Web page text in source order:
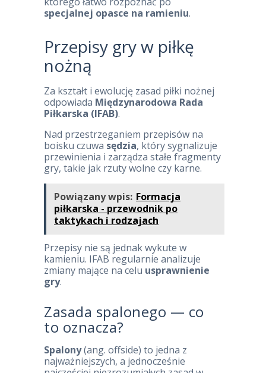
specjalnej opasce na ramieniu.
Przepisy gry w piłkę
nożną
Za kształt i ewolucję zasad piłki nożnej
odpowiada Międzynarodowa Rada
Piłkarska (IFAB).
Nad przestrzeganiem przepisów na
boisku czuwa sędzia, który sygnalizuje
przewinienia i zarządza stałe fragmenty
gry, takie jak rzuty wolne czy karne.
Powiązany wpis: Formacja
piłkarska - przewodnik po
taktykach i rodzajach
Przepisy nie są jednak wykute w
kamieniu. IFAB regularnie analizuje
zmiany mające na celu usprawnienie
gry.
Zasada spalonego — co
to oznacza?
Spalony(ang. offside) to jedna z
najważniejszych, a jednocześnie